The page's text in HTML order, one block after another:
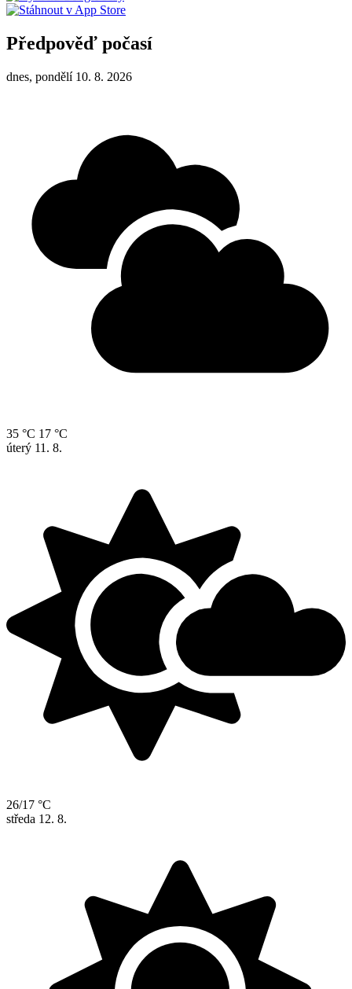
Předpověď počasí
dnes, pondělí 10. 8. 2026
35 °C 17 °C
úterý 11. 8.
26/17 °C
středa 12. 8.